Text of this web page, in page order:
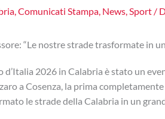
,Comunicati Stampa, News,Sport/
“Le nostre strade trasformate in
d’Italia 2026 in Calabria è stato un
a Cosenza, la prima
le strade della Calabria in un